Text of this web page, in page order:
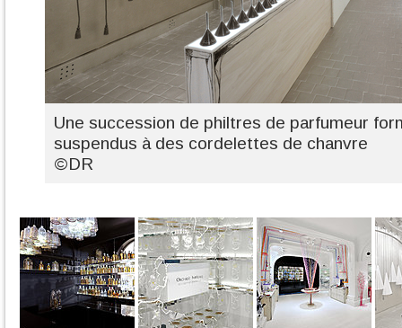
Une succession de philtres de parfumeur
suspendus à des cordelettes de chanvre
©DR